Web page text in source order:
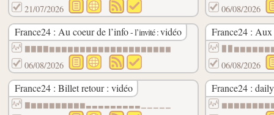
21/07/2026 06/08/2026
France24 : Au coeur de l’info- l’invité :vidéo
▇▇▇▇▆▆▆▆▆▆▆▆▆▆▆▆▆▆▆▆▆▆▆▆
06/08/2026
France24 :
06/08/2026
France24 : Billet retour : vidéo
▇▆▆▆▆▆▆▆▆▆▃▃▃▃▃▃▃▃▃▁▁▁▁▁
France24 :